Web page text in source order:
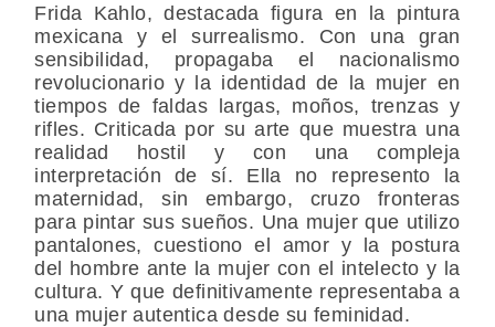
Frida Kahlo, destacada figura en la pintura
mexicana y el surrealismo. Con una gran
sensibilidad, propagaba el nacionalismo
revolucionario y la identidad de la mujer en
tiempos de faldas largas, moños, trenzas y
rifles. Criticada por su arte que muestra una
realidad hostil y con una compleja
interpretación de sí. Ella no represento la
maternidad, sin embargo, cruzo fronteras
para pintar sus sueños. Una mujer que utilizo
pantalones, cuestiono el amor y la postura
del hombre ante la mujer con el intelecto y la
cultura. Y que definitivamente representaba a
una mujer autentica desde su feminidad.